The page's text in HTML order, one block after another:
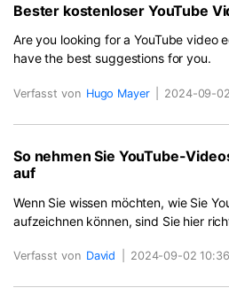
Bester kostenloser YouTube
Are you looking for a YouTube video
have the best suggestions for you.
Verfasst von Hugo Mayer 2024-09-
So nehmen Sie YouTube-
auf
Wenn Sie wissen möchten, wie Sie
aufzeichnen können, sind Sie hier
Verfasst von David 2024-09-02